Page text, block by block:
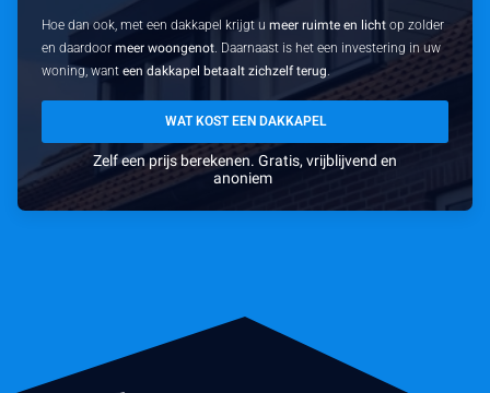
Hoe dan ook, met een dakkapel krijgt umeer ruimte en licht op zolder
en daardoormeer woongenot. Daarnaast is het een investering in uw
woning, wanteen dakkapel betaalt zichzelf terug.
WAT KOST EEN DAKKAPEL
Zelf een prijs berekenen. Gratis, vrijblijvend en
anoniem